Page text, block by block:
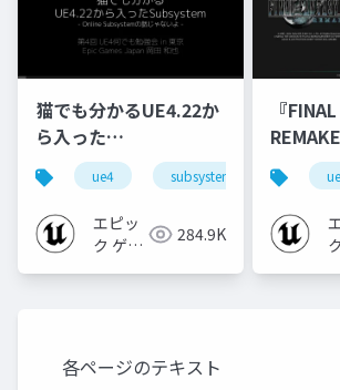
猫でも分かるUE4.22か
ら入った
Subsystem【第4回
UE4何でも勉強会 in 東
京 2020】
ue4 subsystem ue-bp
エピッ
ク ゲー
284.9K
『
ロファ
化事例
FEST
各ページのテキスト